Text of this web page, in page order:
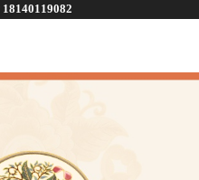
18140119082